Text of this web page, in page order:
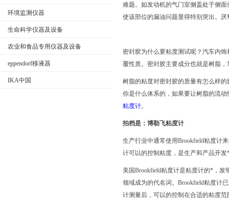
环境监测仪器
生命科学仪器及设备
农业和食品专用仪器及设备
eppendorf移液器
IKA中国
难题。如发动机的气门室侧盖处于侧
使该部位的漏油问题显得特别突出。
密封胶为什么要粘度测试呢？汽车内
覆性质。密封胶主要成分也就是树脂，
树脂的粘度对密封胶的质量有怎么样
你是什么体系的，如果要让树脂的流
粘度计。
拍档是：博勒飞粘度计
生产行业中通常使用Brookfield粘度计
计可以的控制粘度，是生产和产品开
美国Brookfield粘度计是粘度计的*，发
领域成为的代名词。Brookfield粘度计
计测量后，可以的控制在合适的粘度